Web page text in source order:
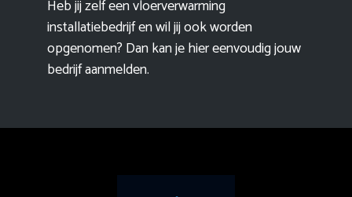
Heb jij zelf een vloerverwarming
installatiebedrijf en wil jij ook worden
opgenomen? Dan kan je hier eenvoudigjouw
bedrijf aanmelden.